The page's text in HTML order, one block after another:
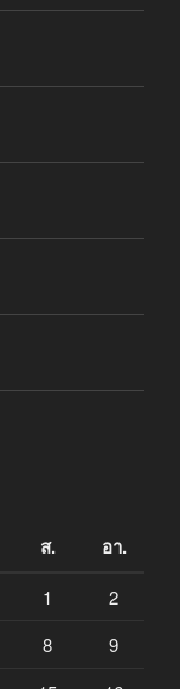
ส. อา.
1
2
8
9